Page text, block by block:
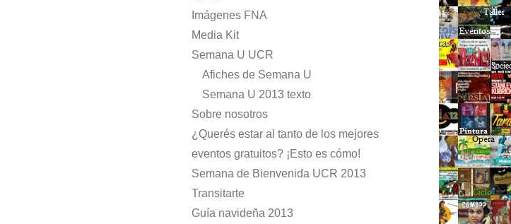
Imágenes FNA
Media Kit
Semana U UCR
Afiches de Semana U
Semana U 2013 texto
Sobre nosotros
¿Querés estar al tanto de los mejores
eventos gratuitos? ¡Esto es cómo!
Semana de Bienvenida UCR 2013
Transitarte
Guía navideña 2013